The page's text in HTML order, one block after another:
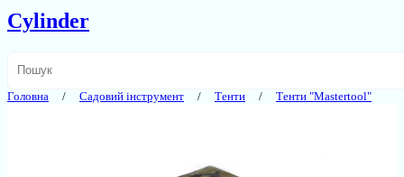
Cylinder
Головна Садовий інструмент Тенти Тенти "Mastertool"